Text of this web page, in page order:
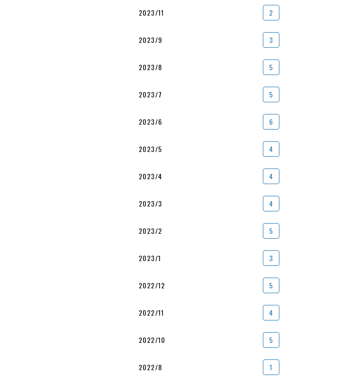
2023/11 2
2023/9 3
2023/8 5
2023/7 5
2023/6 6
2023/5 4
2023/4 4
2023/3 4
2023/2 5
2023/1 3
2022/12 5
2022/11 4
2022/10 5
2022/8 1